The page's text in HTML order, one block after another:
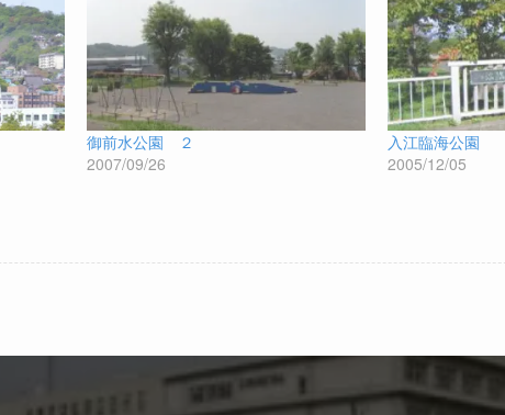
御前水公園 ２
2007/09/26
入江臨海公園
2005/12/05